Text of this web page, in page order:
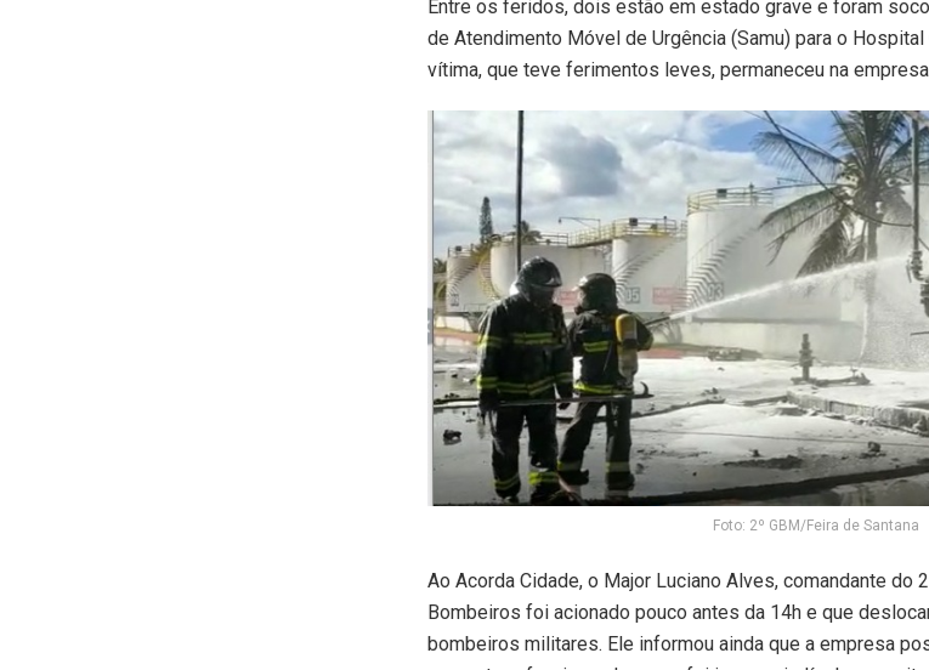
Entre os feridos, dois estão em estado grave e foram
de Atendimento Móvel de Urgência (Samu) para o
vítima, que teve ferimentos leves, permaneceu na
Foto: 2º GBM/Feira de Santana
Ao Acorda Cidade, o Major Luciano Alves, comandante do
Bombeiros foi acionado pouco antes da 14h e que
bombeiros militares. Ele informou ainda que a empresa